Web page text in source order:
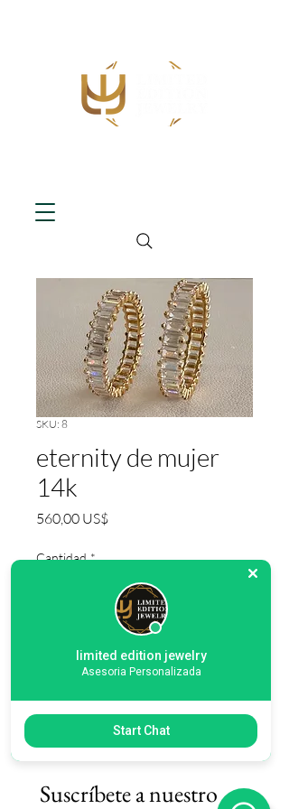
SKU: 8
eternity de mujer
14k
560,00 US$Precio
Cantidad *
Agregar al carrito
14k zirconia size 7 disponible
Suscríbete a nuestro
limited edition jewelry
Asesoria Personalizada
Start Chat